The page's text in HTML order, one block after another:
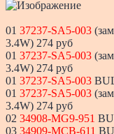
01 37237-SA5-003
3.4W) 274 руб
01 37237-SA5-003
3.4W) 274 руб
01 37237-SA5-003
01 37237-SA5-003
3.4W) 274 руб
02 34908-MG9-951
03 34909-MCB-611